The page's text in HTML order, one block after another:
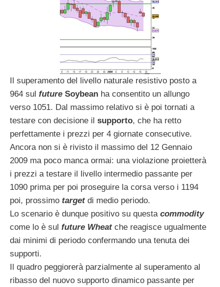
Il superamento del livello naturale resistivo posto a
964 sul future Soybean ha consentito un allungo
verso 1051. Dal massimo relativo si è poi tornati a
testare con decisione il supporto, che ha retto
perfettamente i prezzi per 4 giornate consecutive.
Ancora non si è rivisto il massimo del 12 Gennaio
2009 ma poco manca ormai: una violazione proietterà
i prezzi a testare il livello intermedio passante per
1090 prima per poi proseguire la corsa verso i 1194
poi, prossimo targetdi medio periodo.
Lo scenario è dunque positivo su questa commodity
come lo è sul future Wheatche reagisce ugualmente
dai minimi di periodo confermando una tenuta dei
supporti.
Il quadro peggiorerà parzialmente al superamento al
ribasso del nuovo supporto dinamico passante per